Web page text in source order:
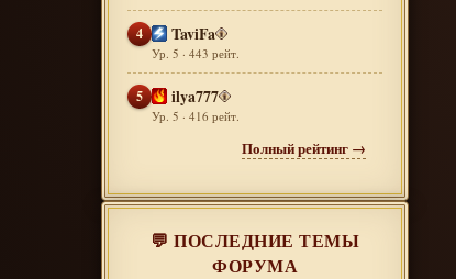
4 TaviFa
Ур. 5 · 443 рейт.
5 ilya777
Ур. 5 · 416 рейт.
Полный рейтинг →
💬 ПОСЛЕДНИЕ ТЕМЫ
ФОРУМА